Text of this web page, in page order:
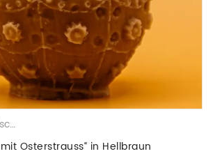
Osterstrauss“ in Hellbraun